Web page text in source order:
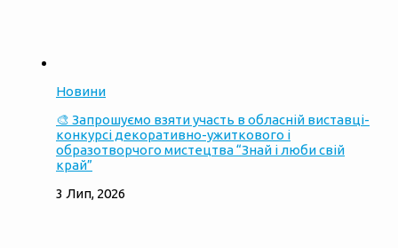
Новини
🎨 Запрошуємо взяти участь в обласній виставці-
конкурсі декоративно-ужиткового і
образотворчого мистецтва “Знай і люби свій
край”
3 Лип, 2026